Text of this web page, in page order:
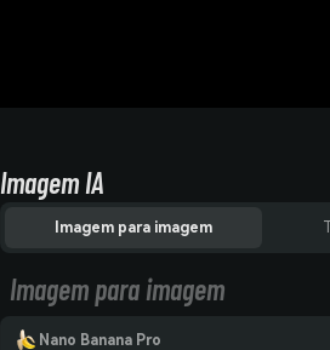
Imagem IA
Imagem para imagem
Imagem para imagem
Nano Banana Pro